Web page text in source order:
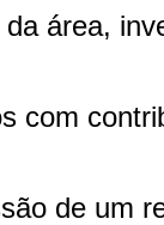
área,
com
de um